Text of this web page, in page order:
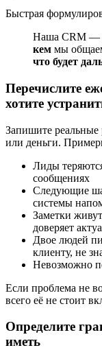
Быстрая
Наша CRM —
кем мы
что будет
Перечислите
хотите
Запишите реальные
или деньги.
Лиды
сообщениях
Следующие
системы
Заметки
доверяет
Двое людей
клиенту, не
Невозможно
Если проблема не
всего её не стоит
Определите
иметь